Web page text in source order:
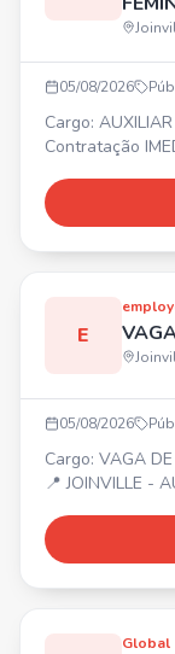
05/08/2026
Cargo:
Contratação
956,10 + 7%
Benefícios: Vale
E
05/08/2026
Cargo: VAGA DE EMPREGO
📍 JOINVILLE - AUXILIAR DE PRODUÇÃO (Masculina, CLT
CLT Art. 390) -
Art. 390) Entre em contato ou compareça na Employer! 📍
Global